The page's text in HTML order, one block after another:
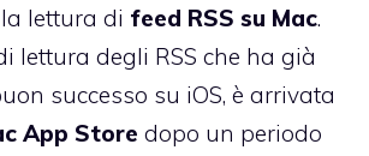
lettura di feed RSS su Mac.
lettura degli RSS che ha già
successo su iOS, è arrivata
App Store dopo un periodo